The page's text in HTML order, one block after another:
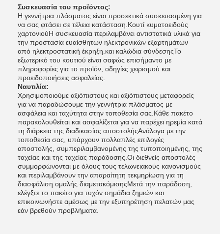
Συσκευασία του προϊόντος:
Η γεννήτρια πλάσματος είναι προσεκτικά συσκευασμένη για
να σας φτάσει σε τέλεια κατάσταση.Κουτί κυματοειδούς
χαρτονιούΗ συσκευασία περιλαμβάνει αντιστατικά υλικά για
την προστασία ευαίσθητων ηλεκτρονικών εξαρτημάτων
από ηλεκτροστατική έκρηξη.και καλώδια σύνδεσηςΤο
εξωτερικό του κουτιού είναι σαφώς επισήμαντο με
πληροφορίες για το προϊόν, οδηγίες χειρισμού και
προειδοποιήσεις ασφαλείας.
Ναυτιλία:
Χρησιμοποιούμε αξιόπιστους και αξιόπιστους μεταφορείς
για να παραδώσουμε την γεννήτρια πλάσματος με
ασφάλεια και ταχύτητα στην τοποθεσία σας.Κάθε πακέτο
παρακολουθείται και ασφαλίζεται για να παρέχει ηρεμία κατά
τη διάρκεια της διαδικασίας αποστολήςΑνάλογα με την
τοποθεσία σας, υπάρχουν πολλαπλές επιλογές
αποστολής, συμπεριλαμβανομένης της τυποποιημένης, της
ταχείας και της ταχείας παράδοσης.Οι διεθνείς αποστολές
συμμορφώνονται με όλους τους τελωνειακούς κανονισμούς
και περιλαμβάνουν την απαραίτητη τεκμηρίωση για τη
διασφάλιση ομαλής διαμετακόμισηςΜετά την παράδοση,
ελέγξτε το πακέτο για τυχόν σημάδια ζημιών και
επικοινωνήστε αμέσως με την εξυπηρέτηση πελατών μας
εάν βρεθούν προβλήματα.